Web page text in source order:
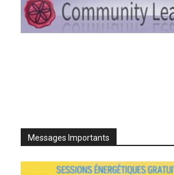
Messages Importants